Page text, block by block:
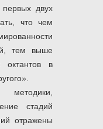
двух
что чем
тем выше
октантов в
стадий
отражены